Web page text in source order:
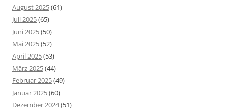
August 2025(61)
Juli 2025(65)
Juni 2025(50)
Mai 2025(52)
April 2025(53)
März 2025(44)
Februar 2025(49)
Januar 2025(60)
Dezember 2024(51)